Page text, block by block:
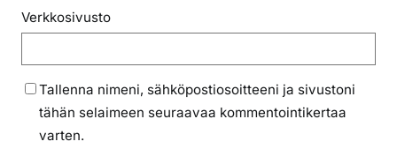
Verkkosivusto
Tallenna nimeni, sähköpostiosoitteeni ja sivustoni
tähän selaimeen seuraavaa kommentointikertaa
varten.